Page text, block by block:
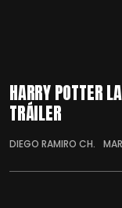
HARRY POTTER
TRÁILER
DIEGO RAMIRO CH.